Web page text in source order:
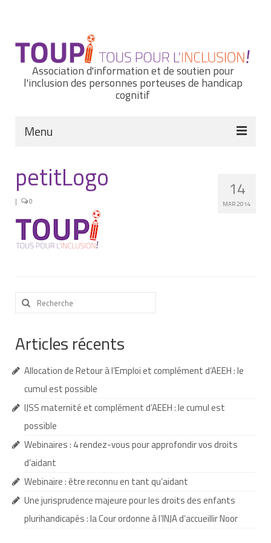
Association d'information et de soutien pour
l'inclusion des personnes porteuses de handicap
cognitif
Menu
Nous connaître
Notre histoire
Nos missions et nos valeurs
Nous contacter
Nos partenaires
Nos livres
Nos livres adaptés
Soins bucco-dentaires
Les troubles sensoriels
Aide aux démarches
Dossier MDPH
Projet de vie
Demande d’allocations
14
MAR 2014
petitLogo
| 0
Rechercher
:
Articles récents
Allocation de Retour à l’Emploi et complément d’AEEH : le
cumul est possible
IJSS maternité et complément d’AEEH : le cumul est
possible
Webinaires : 4 rendez-vous pour approfondir vos droits
d’aidant
Webinaire : être reconnu en tant qu’aidant
Une jurisprudence majeure pour les droits des enfants
plurihandicapés : la Cour ordonne à l’INJA d’accueillir Noor